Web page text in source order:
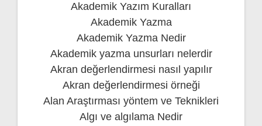
Akademik Yazım Kuralları
Akademik Yazma
Akademik Yazma Nedir
Akademik yazma unsurları nelerdir
Akran değerlendirmesi nasıl yapılır
Akran değerlendirmesi örneği
Alan Araştırması yöntem ve Teknikleri
Algı ve algılama Nedir